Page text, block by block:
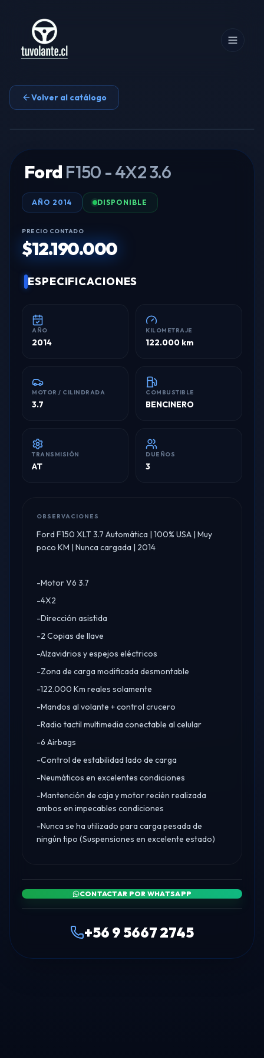
Volver al catálogo
Ford F150 - 4X2 3.6
AÑO 2014 DISPONIBLE
PRECIO CONTADO
$12.190.000
ESPECIFICACIONES
AÑO
2014
KILOMETRAJE
122.000 km
MOTOR / CILINDRADA
3.7
COMBUSTIBLE
BENCINERO
TRANSMISIÓN
AT
DUEÑOS
3
OBSERVACIONES
Ford F150 XLT 3.7 Automática | 100% USA | Muy
poco KM | Nunca cargada | 2014
-Motor V6 3.7
-4X2
-Dirección asistida
-2 Copias de llave
-Alzavidrios y espejos eléctricos
-Zona de carga modificada desmontable
-122.000 Km reales solamente
-Mandos al volante + control crucero
-Radio tactil multimedia conectable al celular
-6 Airbags
-Control de estabilidad lado de carga
-Neumáticos en excelentes condiciones
-Mantención de caja y motor recién realizada
ambos en impecables condiciones
-Nunca se ha utilizado para carga pesada de
ningún tipo (Suspensiones en excelente estado)
CONTACTAR POR WHATSAPP
+56 9 5667 2745